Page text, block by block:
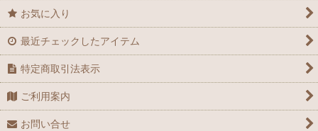
お気に入り
最近チェックしたアイテム
特定商取引法表示
ご利用案内
お問い合せ